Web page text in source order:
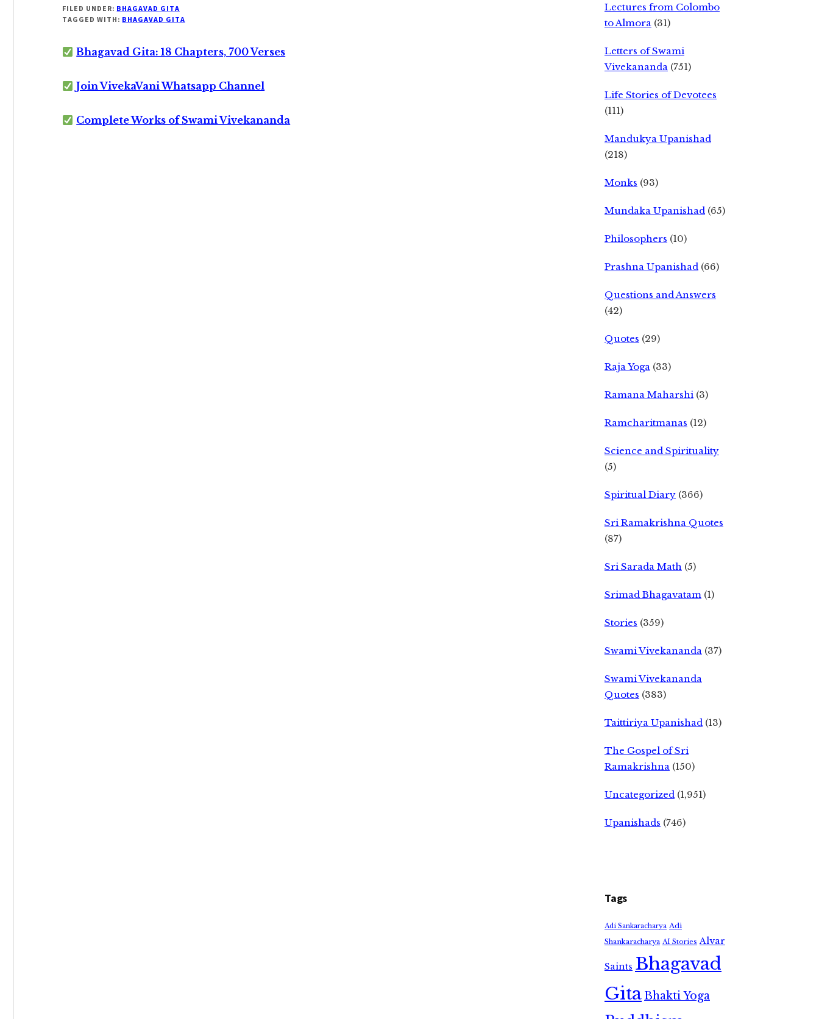
FILED UNDER: BHAGAVAD GITA
TAGGED WITH: BHAGAVAD GITA
Bhagavad Gita: 18 Chapters, 700 Verses
Join VivekaVani Whatsapp Channel
Complete Works of Swami Vivekananda
Lectures from Colombo
to Almora (31)
Letters of Swami
Vivekananda (751)
Life Stories of Devotees
(111)
Mandukya Upanishad
(218)
Monks (93)
Mundaka Upanishad (65)
Philosophers (10)
Prashna Upanishad (66)
Questions and Answers
(42)
Quotes (29)
Raja Yoga (33)
Ramana Maharshi (3)
Ramcharitmanas (12)
Science and Spirituality
(5)
Spiritual Diary (366)
Sri Ramakrishna Quotes
(87)
Sri Sarada Math (5)
Srimad Bhagavatam (1)
Stories (359)
Swami Vivekananda (37)
Swami Vivekananda
Quotes (383)
Taittiriya Upanishad (13)
The Gospel of Sri
Ramakrishna (150)
Uncategorized (1,951)
Upanishads (746)
Tags
Adi Sankaracharya Adi
Shankaracharya AI Stories Alvar
Saints Bhagavad
GitaBhakti Yoga